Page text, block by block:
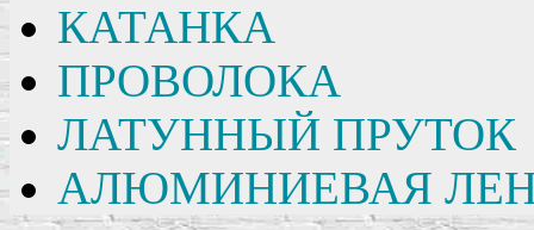
КАТАНКА
ПРОВОЛОКА
ЛАТУННЫЙ ПРУТОК
АЛЮМИНИЕВАЯ